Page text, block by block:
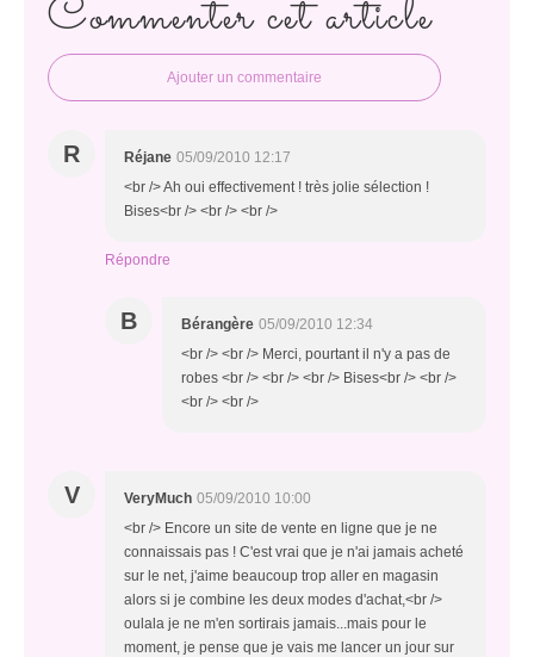
Commenter cet article
Ajouter un commentaire
R Réjane 05/09/2010 12:17
<br /> Ah oui effectivement ! très jolie sélection !
Bises<br /> <br /> <br />
Répondre
B Bérangère 05/09/2010 12:34
<br /> <br /> Merci, pourtant il n'y a pas de
robes <br /> <br /> <br /> Bises<br /> <br />
<br /> <br />
V VeryMuch 05/09/2010 10:00
<br /> Encore un site de vente en ligne que je ne
connaissais pas ! C'est vrai que je n'ai jamais acheté
sur le net, j'aime beaucoup trop aller en magasin
alors si je combine les deux modes d'achat,<br />
oulala je ne m'en sortirais jamais...mais pour le
moment, je pense que je vais me lancer un jour sur